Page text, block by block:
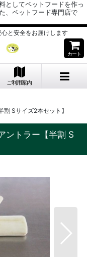
としてペットフードを作っ
、ペットフード専門店で
心と安全をお届けします
カート
ご利用案内
割 Sサイズ2本セット】
ントラー【半割 S